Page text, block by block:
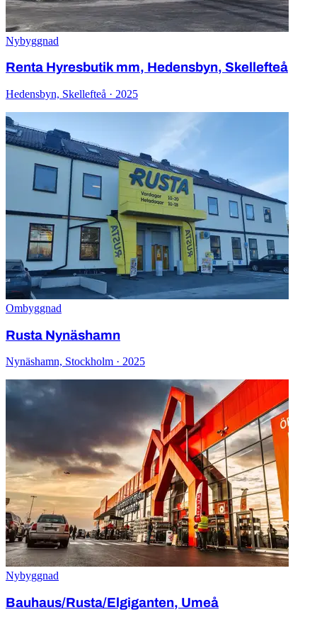
Nybyggnad
Renta Hyresbutik mm, Hedensbyn, Skellefteå
Hedensbyn, Skellefteå · 2025
Ombyggnad
Rusta Nynäshamn
Nynäshamn, Stockholm · 2025
Nybyggnad
Bauhaus/Rusta/Elgiganten, Umeå